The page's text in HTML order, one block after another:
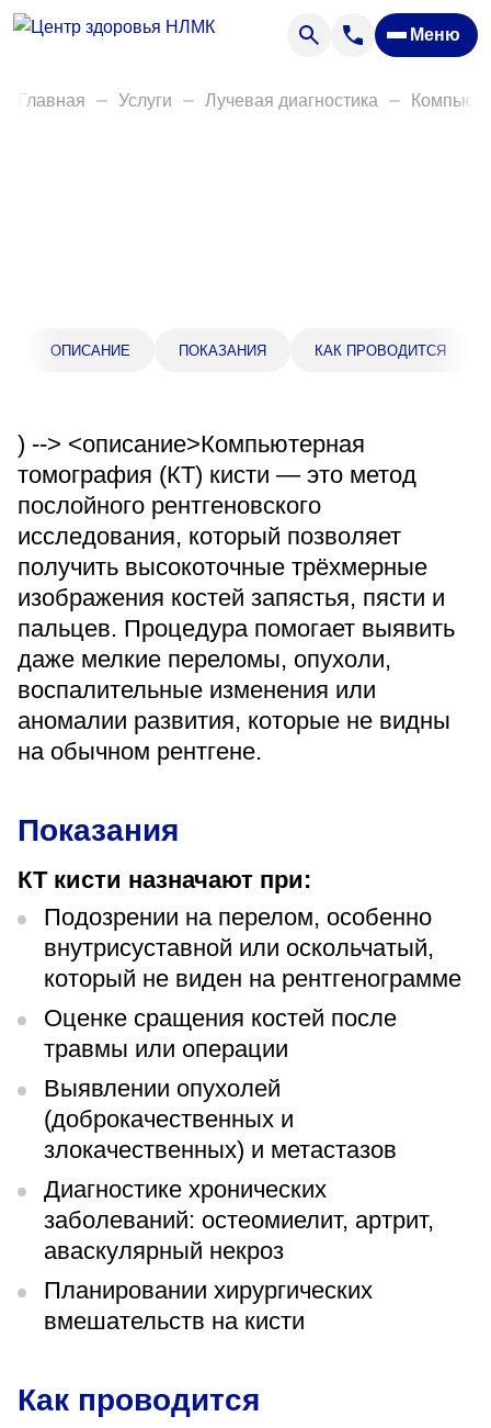
Меню
Анализы
Акции
Новости
Прейскурант цен
Спроси врача
Контакты
Центр здоровья НЛМК
Адрес
398005, г. Липецк, пл. Металлургов, 1
Суббота 08:00–16:00
+7 (4742) 55-55-43
Санаторий-профилакторий
«Парус»
Адрес
399000, г. Липецк, Плехановское лесничество,
Ленинский лесхоз, квартал 67
Понедельник — четверг
08:00–16:45
перерыв 12:00–12:30
Пятница
08:00–15:45
перерыв 12:00–12:30
Главная Услуги Лучевая диагностика
ОПИСАНИЕ ПОКАЗАНИЯ КАК ПРОВОДИТСЯ
) --> <описание>Компьютерная
томография (КТ) кисти — это метод
послойного рентгеновского
исследования, который позволяет
получить высокоточные трёхмерные
изображения костей запястья, пясти и
пальцев. Процедура помогает выявить
даже мелкие переломы, опухоли,
воспалительные изменения или
аномалии развития, которые не видны
на обычном рентгене.
Показания
КТ кисти назначают при:
Подозрении на перелом, особенно
внутрисуставной или оскольчатый,
который не виден на рентгенограмме
Оценке сращения костей после
травмы или операции
Выявлении опухолей
(доброкачественных и
злокачественных) и метастазов
Диагностике хронических
заболеваний: остеомиелит, артрит,
аваскулярный некроз
Планировании хирургических
вмешательств на кисти
Как проводится